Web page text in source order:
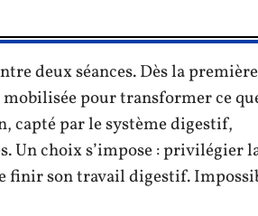
deux séances. Dès la première
pour transformer ce
capté par le système digestif,
Un choix s’impose : privilégier
finir son travail digestif.